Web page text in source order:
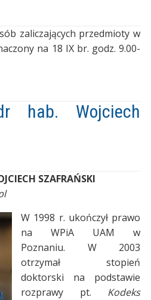
zaliczających przedmioty w
na 18 IX br. godz. 9.00-
hab. Wojciech
SZAFRAŃSKI
W 1998 r. ukończył prawo
na WPiA UAM w
Poznaniu. W 2003
otrzymał stopień
doktorski na podstawie
rozprawy pt. Kodeks